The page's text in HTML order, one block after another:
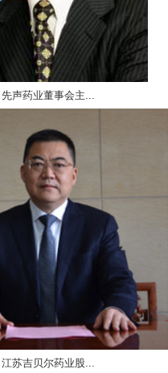
先声药业董事会主...
江苏吉贝尔药业股...